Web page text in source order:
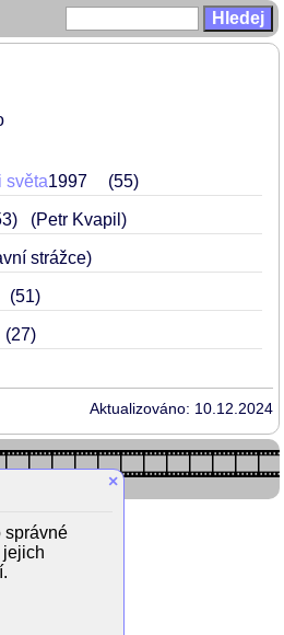
světa1997 55
(Petr Kvapil)
strážce)
51
27
Aktualizováno: 10.12.2024
×
správné
jejich